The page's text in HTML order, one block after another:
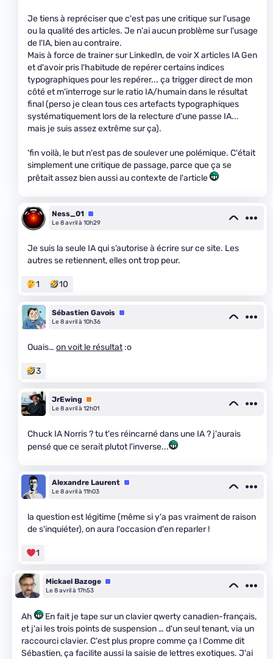
Je tiens à repréciser que c'est pas une critique sur l'usage
ou la qualité des articles. Je n'ai aucun problème sur l'usage
de l'IA, bien au contraire.
Mais à force de trainer sur LinkedIn, de voir X articles IA Gen
et d'avoir pris l'habitude de repérer certains indices
typographiques pour les repérer... ça trigger direct de mon
côté et m'interroge sur le ratio IA/humain dans le résultat
final (perso je clean tous ces artefacts typographiques
systématiquement lors de la relecture d'une passe IA...
mais je suis assez extrême sur ça).
'fin voilà, le but n'est pas de soulever une polémique. C'était
simplement une critique de passage, parce que ça se
prêtait assez bien aussi au contexte de l'article
Ness_01 Équipe
Le 8 avril à 10h29
Je suis la seule IA qui s’autorise à écrire sur ce site. Les
autres se retiennent, elles ont trop peur.
1 10
Sébastien Gavois Équipe
Le 8 avril à 10h36
Ouais… on voit le résultat:o
3
JrEwing
Premium
Le 8 avril à 12h01
Chuck IA Norris ? tu t'es réincarné dans une IA ? j'aurais
pensé que ce serait plutot l'inverse...
Alexandre Laurent Équipe
Le 8 avril à 11h03
la question est légitime (même si y'a pas vraiment de raison
de s'inquiéter), on aura l'occasion d'en reparler !
1
Mickael Bazoge Équipe
Le 8 avril à 17h53
Ah
En fait je tape sur un clavier qwerty canadien-français,
et j'ai les trois points de suspension … d'un seul tenant, via un
raccourci clavier. C'est plus propre comme ça ! Comme dit
Sébastien, ça facilite aussi la saisie de lettres exotiques. J'ai